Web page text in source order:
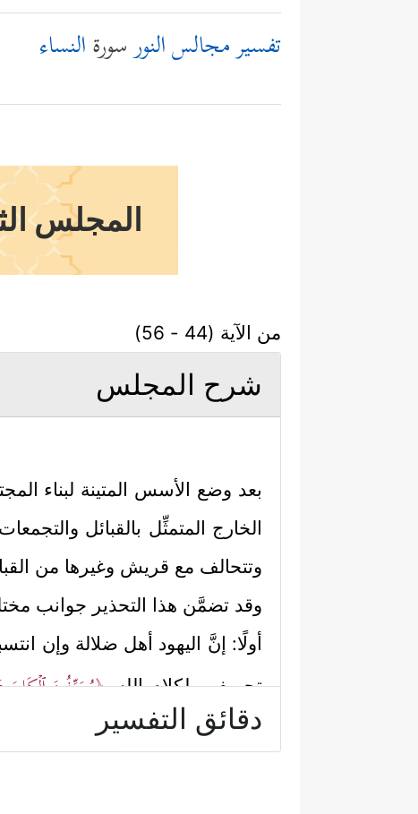
تفسير مجالس النورسورةالنساء
المجلس
من الآية (44 - 56)
شرح المجلس
بعد وضع الأسس المتينة لبناء
الخارج المتمثِّل بالقبائل
وتتحالف مع قريش وغيرها من
وقد تضمَّن هذا التحذير جوانب
أولًا: إنَّ اليهود أهل ضلالة وإن
تحريفهم لكلام الله﴿یُحَرِّفُونَ
شاهد على كلِّ هذا.
دقائق التفسير